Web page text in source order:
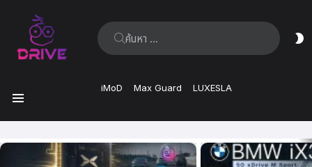
ค้นหา:
iMoD Max Guard LUXESLA